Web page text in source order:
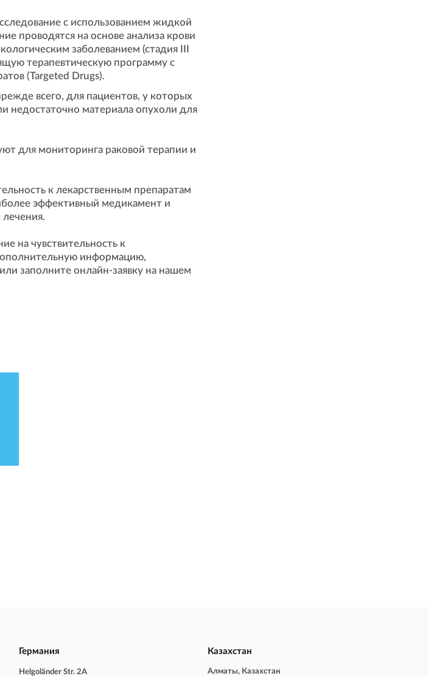
с использованием жидкой
проводятся на основе анализа крови
заболеванием (стадия III
терапевтическую программу с
(Targeted Drugs).
всего, для пациентов, у которых
недостаточно материала опухоли для
для мониторинга раковой терапии и
к лекарственным препаратам
эффективный медикамент и
на чувствительность к
информацию,
заполните онлайн-заявку на нашем
Германия
Helgoländer Str. 2A
Казахстан
Алматы, Казахстан